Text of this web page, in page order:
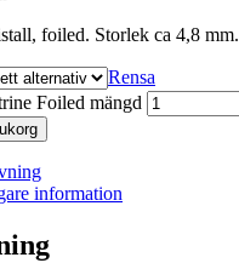
foiled. Storlek ca 4,8 mm.
Rensa
Foiled mängd
information